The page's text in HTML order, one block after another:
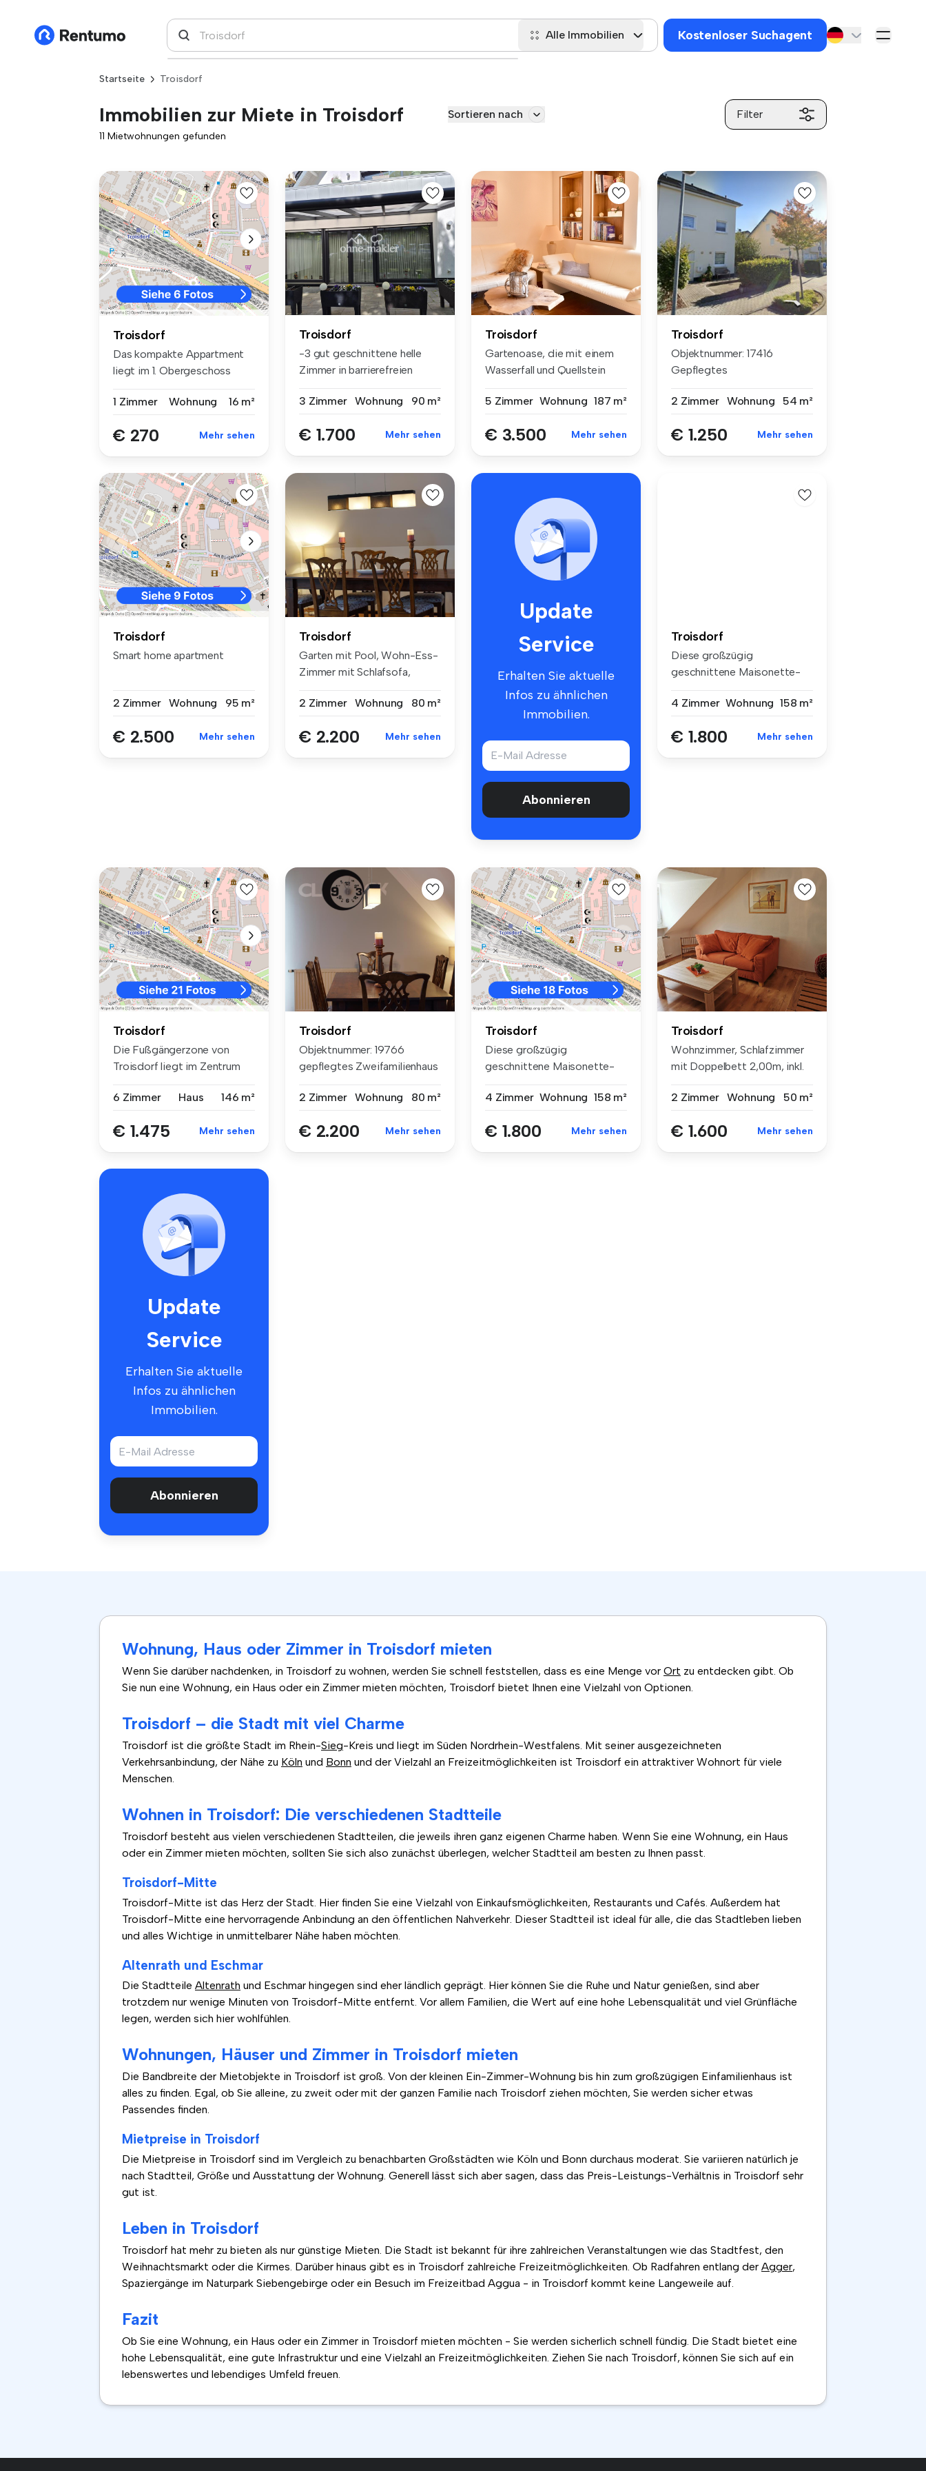
Alle Immobilien Kostenloser Suchagent
Startseite Troisdorf
Immobilien zur Miete in Troisdorf Sortieren nach Filter
11 Mietwohnungen gefunden
Troisdorf
Das kompakte Appartment
liegt im 1. Obergeschoss
1 Zimmer
Wohnung 16 m²
€ 270 Mehr sehen
Troisdorf
-3 gut geschnittene helle
Zimmer in barrierefreien
3 Zimmer
Wohnung 90 m²
€ 1.700 Mehr sehen
Troisdorf
Gartenoase, die mit einem
Wasserfall und Quellstein
5 Zimmer Wohnung 187 m²
€ 3.500 Mehr sehen
Troisdorf
Objektnummer: 17416
Gepflegtes
2 Zimmer Wohnung 54 m²
€ 1.250 Mehr sehen
Troisdorf
Smart home apartment
2 Zimmer Wohnung 95 m²
€ 2.500 Mehr sehen
Troisdorf
Garten mit Pool, Wohn-Ess-
Zimmer mit Schlafsofa,
2 Zimmer
Wohnung 80 m²
€ 2.200 Mehr sehen
Update
Service
Erhalten Sie aktuelle
Infos zu ähnlichen
Immobilien.
Abonnieren
Troisdorf
Diese großzügig
geschnittene Maisonette-
4 Zimmer Wohnung 158 m²
€ 1.800 Mehr sehen
Troisdorf
Die Fußgängerzone von
Troisdorf liegt im Zentrum
6 Zimmer
Haus 146 m²
€ 1.475 Mehr sehen
Troisdorf
Objektnummer: 19766
gepflegtes Zweifamilienhaus
2 Zimmer
Wohnung 80 m²
€ 2.200 Mehr sehen
Troisdorf
Diese großzügig
geschnittene Maisonette-
4 Zimmer Wohnung 158 m²
€ 1.800 Mehr sehen
Troisdorf
Wohnzimmer, Schlafzimmer
mit Doppelbett 2,00m, inkl.
2 Zimmer
Wohnung 50 m²
€ 1.600 Mehr sehen
Update
Service
Erhalten Sie aktuelle
Infos zu ähnlichen
Immobilien.
Abonnieren
Wohnung, Haus oder Zimmer in Troisdorf mieten
Wenn Sie darüber nachdenken, in Troisdorf zu wohnen, werden Sie schnell feststellen, dass es eine Menge vor Ort zu entdecken gibt. Ob
Sie nun eine Wohnung, ein Haus oder ein Zimmer mieten möchten, Troisdorf bietet Ihnen eine Vielzahl von Optionen.
Troisdorf – die Stadt mit viel Charme
Troisdorf ist die größte Stadt im Rhein-Sieg-Kreis und liegt im Süden Nordrhein-Westfalens. Mit seiner ausgezeichneten
Verkehrsanbindung, der Nähe zu Köln und Bonn und der Vielzahl an Freizeitmöglichkeiten ist Troisdorf ein attraktiver Wohnort für viele
Menschen.
Wohnen in Troisdorf: Die verschiedenen Stadtteile
Troisdorf besteht aus vielen verschiedenen Stadtteilen, die jeweils ihren ganz eigenen Charme haben. Wenn Sie eine Wohnung, ein Haus
oder ein Zimmer mieten möchten, sollten Sie sich also zunächst überlegen, welcher Stadtteil am besten zu Ihnen passt.
Troisdorf-Mitte
Troisdorf-Mitte ist das Herz der Stadt. Hier finden Sie eine Vielzahl von Einkaufsmöglichkeiten, Restaurants und Cafés. Außerdem hat
Troisdorf-Mitte eine hervorragende Anbindung an den öffentlichen Nahverkehr. Dieser Stadtteil ist ideal für alle, die das Stadtleben lieben
und alles Wichtige in unmittelbarer Nähe haben möchten.
Altenrath und Eschmar
Die Stadtteile Altenrath und Eschmar hingegen sind eher ländlich geprägt. Hier können Sie die Ruhe und Natur genießen, sind aber
trotzdem nur wenige Minuten von Troisdorf-Mitte entfernt. Vor allem Familien, die Wert auf eine hohe Lebensqualität und viel Grünfläche
legen, werden sich hier wohlfühlen.
Wohnungen, Häuser und Zimmer in Troisdorf mieten
Die Bandbreite der Mietobjekte in Troisdorf ist groß. Von der kleinen Ein-Zimmer-Wohnung bis hin zum großzügigen Einfamilienhaus ist
alles zu finden. Egal, ob Sie alleine, zu zweit oder mit der ganzen Familie nach Troisdorf ziehen möchten, Sie werden sicher etwas
Passendes finden.
Mietpreise in Troisdorf
Die Mietpreise in Troisdorf sind im Vergleich zu benachbarten Großstädten wie Köln und Bonn durchaus moderat. Sie variieren natürlich je
nach Stadtteil, Größe und Ausstattung der Wohnung. Generell lässt sich aber sagen, dass das Preis-Leistungs-Verhältnis in Troisdorf sehr
gut ist.
Leben in Troisdorf
Troisdorf hat mehr zu bieten als nur günstige Mieten. Die Stadt ist bekannt für ihre zahlreichen Veranstaltungen wie das Stadtfest, den
Weihnachtsmarkt oder die Kirmes. Darüber hinaus gibt es in Troisdorf zahlreiche Freizeitmöglichkeiten. Ob Radfahren entlang der Agger,
Spaziergänge im Naturpark Siebengebirge oder ein Besuch im Freizeitbad Aggua - in Troisdorf kommt keine Langeweile auf.
Fazit
Ob Sie eine Wohnung, ein Haus oder ein Zimmer in Troisdorf mieten möchten - Sie werden sicherlich schnell fündig. Die Stadt bietet eine
hohe Lebensqualität, eine gute Infrastruktur und eine Vielzahl an Freizeitmöglichkeiten. Ziehen Sie nach Troisdorf, können Sie sich auf ein
lebenswertes und lebendiges Umfeld freuen.